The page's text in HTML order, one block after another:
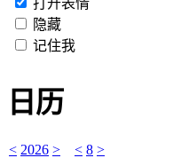
隐藏
记住我
日历
< 2026 > < 8 >